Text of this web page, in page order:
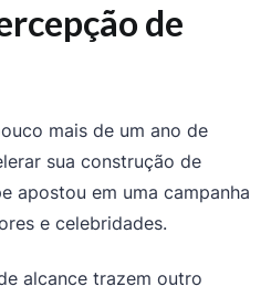
de
mais de um ano de
sua construção de
apostou em uma campanha
e celebridades.
alcance trazem outro